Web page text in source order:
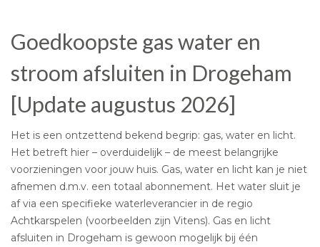
Goedkoopste gas water en
stroom afsluiten in Drogeham
[Update augustus 2026]
Het is een ontzettend bekend begrip: gas, water en licht.
Het betreft hier – overduidelijk – de meest belangrijke
voorzieningen voor jouw huis. Gas, water en licht kan je niet
afnemen d.m.v. een totaal abonnement. Het water sluit je
af via een specifieke waterleverancier in de regio
Achtkarspelen (voorbeelden zijn Vitens). Gas en licht
afsluiten in Drogeham is gewoon mogelijk bij één